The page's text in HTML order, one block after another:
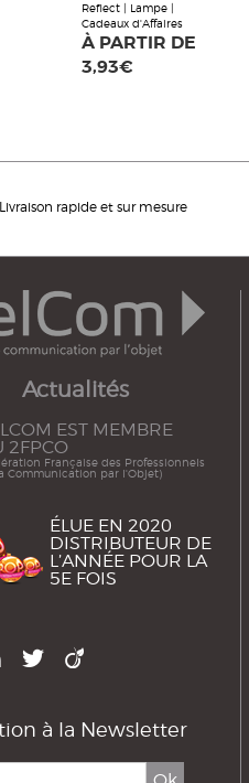
Reflect | Lampe |
Cadeaux d'Affaires
À PARTIR DE
3,93€
Livraison rapide et sur mesure
Actualités
EST MEMBRE
2FPCO
Française des Professionnels
Communication par l'Objet)
ÉLUE EN 2020
DISTRIBUTEUR DE
L’ANNÉE POUR LA
5E FOIS
à la Newsletter